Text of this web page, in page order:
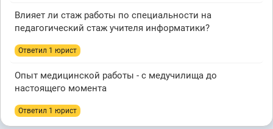
Влияет ли стаж работы по специальности на
педагогический стаж учителя информатики?
Ответил 1 юрист
Опыт медицинской работы - с медучилища до
настоящего момента
Ответил 1 юрист